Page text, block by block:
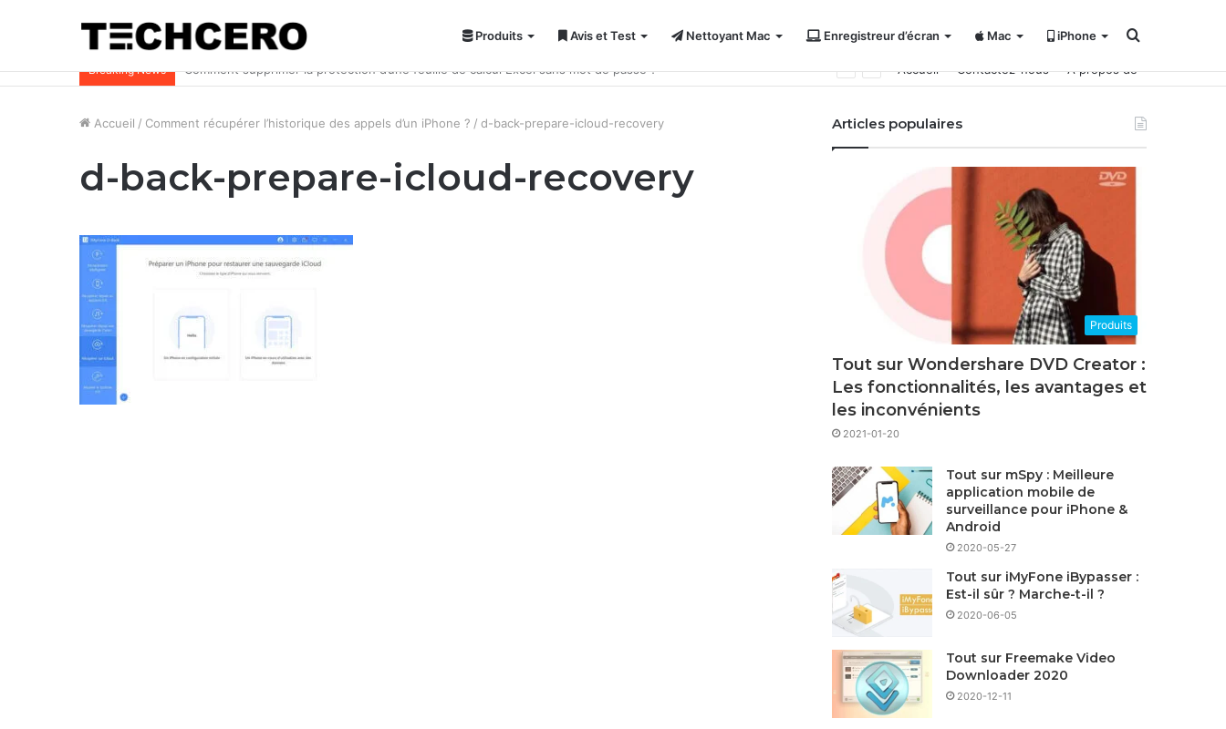
Produits Avis et Test Nettoyant Mac Enregistreur d’écran Mac iPhone Rechercher
Breaking News Impossible d’ouvrir un fichier Excel ? Voici 7 solutions ! Accueil Contactez-nous À propos de
Accueil / Comment récupérer l’historique des appels d’un iPhone ? / d-back-prepare-icloud-recovery
d-back-prepare-icloud-recovery
Articles populaires
Produits
Tout sur Wondershare DVD Creator :
Les fonctionnalités, les avantages et
les inconvénients
2021-01-20
Tout sur mSpy : Meilleure
application mobile de
surveillance pour iPhone &
Android
2020-05-27
Tout sur iMyFone iBypasser :
Est-il sûr ? Marche-t-il ?
2020-06-05
Tout sur Freemake Video
Downloader 2020
2020-12-11